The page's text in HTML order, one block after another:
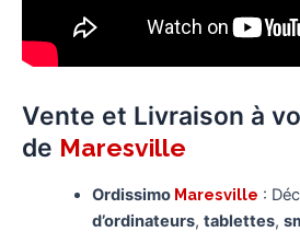
Vente et Livraison à
de Maresville
Ordissimo Maresville :
d’ordinateurs, tablettes,